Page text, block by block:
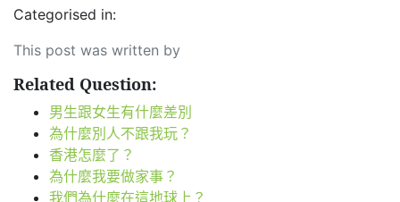
Categorised in:
This post was written by
Related Question:
男生跟女生有什麼差別
為什麼別人不跟我玩？
香港怎麼了？
為什麼我要做家事？
我們為什麼在這地球上？